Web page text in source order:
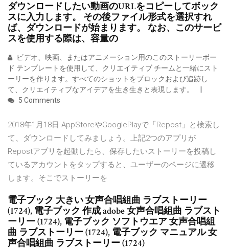
ダウンロードしたい動画のURLをコピーしてボック
スに入力します。 その後ファイル形式を選択すれ
ば、ダウンロードが始まります。 なお、このサービ
スを使用する際は、容量の
ビデオ、映画、またはアニメーション用のこのストーリーボー
ド テンプレートを使用して、クリエイティブ チームと一緒にスト
ーリーを作ります。すべてのショットをブロックおよび追跡し
て、クリエイティブなアイデアを生き生きと表現します。
5 Comments
2018年1月18日 AppStoreやGooglePlayで「Repost」と検索し
て、ダウンロードしてみましょう。上記2つのアプリが
Repostアプリを起動したら、保存したいストーリーを投稿し
ているアカウントをタップすると、ユーザーのページに遷移
します。そこでストーリーを
電子ブック 大きい 女声合唱組曲 ラブストーリー
(1724), 電子ブック 作成 adobe 女声合唱組曲 ラブスト
ーリー (1724), 電子ブック ソフトウエア 女声合唱組
曲 ラブストーリー (1724), 電子ブック マニュアル 女
声合唱組曲 ラブストーリー (1724)